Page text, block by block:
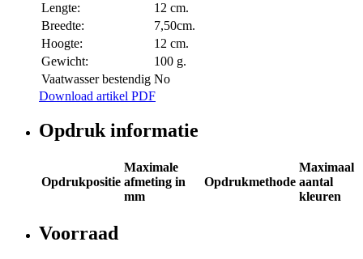
Lengte:
12 cm.
Breedte:
7,50cm.
Hoogte:
12 cm.
Gewicht:
100 g.
Vaatwasser bestendig No
Download artikel PDF
Opdruk informatie
Opdrukpositie
Maximale
afmeting in
mm
Opdrukmethode
Maximaal
aantal
kleuren
Voorraad